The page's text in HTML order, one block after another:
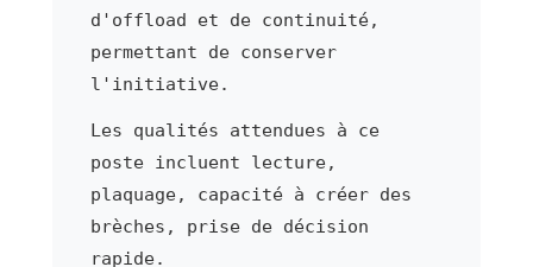
d'offload et de continuité,
permettant de conserver
l'initiative.
Les qualités attendues à ce
poste incluent lecture,
plaquage, capacité à créer des
brèches, prise de décision
rapide.